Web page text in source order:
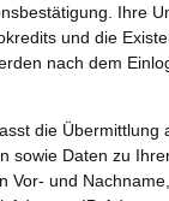
Ihre
und die
nach dem
die Übermittlung
sowie Daten zu
Vor- und